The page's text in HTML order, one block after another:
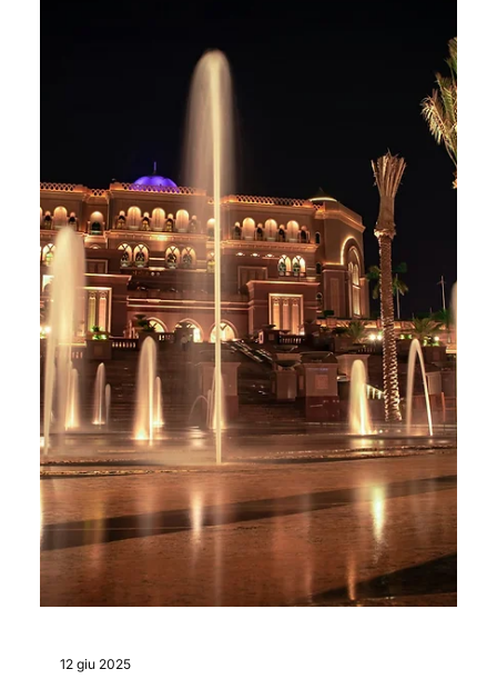
25 lug 2025
L’evoluzione dei General Contractor
nel mercato immobiliare 2025
Il ruolo del general contractor nel 2025 è sempre più
certi e sostenibilità. Affidarsi a un general contractor